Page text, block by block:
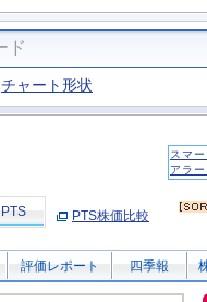
チャート形状
スマー
アラー
PTS PTS株価比較
評価レポート 四季報